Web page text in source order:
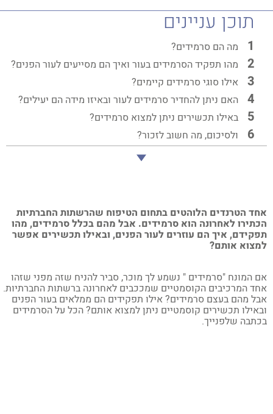
הטרנדים הלוהטים בתחום הטיפוח שהרשתות החברתיות
לאחרונה הוא סרמידים. אבל מהם בכלל סרמידים, מהו
איך הם עוזרים לעור הפנים, ובאילו תכשירים אפשר
אותם?
המונח "סרמידים " נשמע לך מוכר, סביר להניח שזה מפני שזהו
המרכיבים הקוסמטיים שמככבים לאחרונה ברשתות החברתיות.
מהם בעצם סרמידים? אילו תפקידים הם ממלאים בעור הפנים
תכשירים קוסמטיים ניתן למצוא אותם? הכל על הסרמידים
שלפנייך.
תוכן עניינים
מה הם סרמידים?
מהו תפקיד הסרמידים בעור ואיך הם מסייעים לעור הפנים?
אילו סוגי סרמידים קיימים?
האם ניתן להחדיר סרמידים לעור ובאיזו מידה הם יעילים?
באילו תכשירים ניתן למצוא סרמידים?
ולסיכום, מה חשוב לזכור?